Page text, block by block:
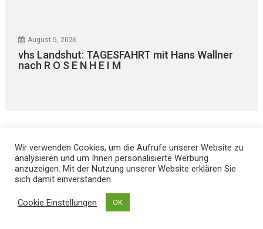
August 5, 2026
vhs Landshut: TAGESFAHRT mit Hans Wallner
nach R O S E N H E I M
Kontakt
Hans Joachim Lodermeier
Wir verwenden Cookies, um die Aufrufe unserer Website zu
analysieren und um Ihnen personalisierte Werbung
anzuzeigen. Mit der Nutzung unserer Website erklären Sie
sich damit einverstanden.
Cookie Einstellungen OK